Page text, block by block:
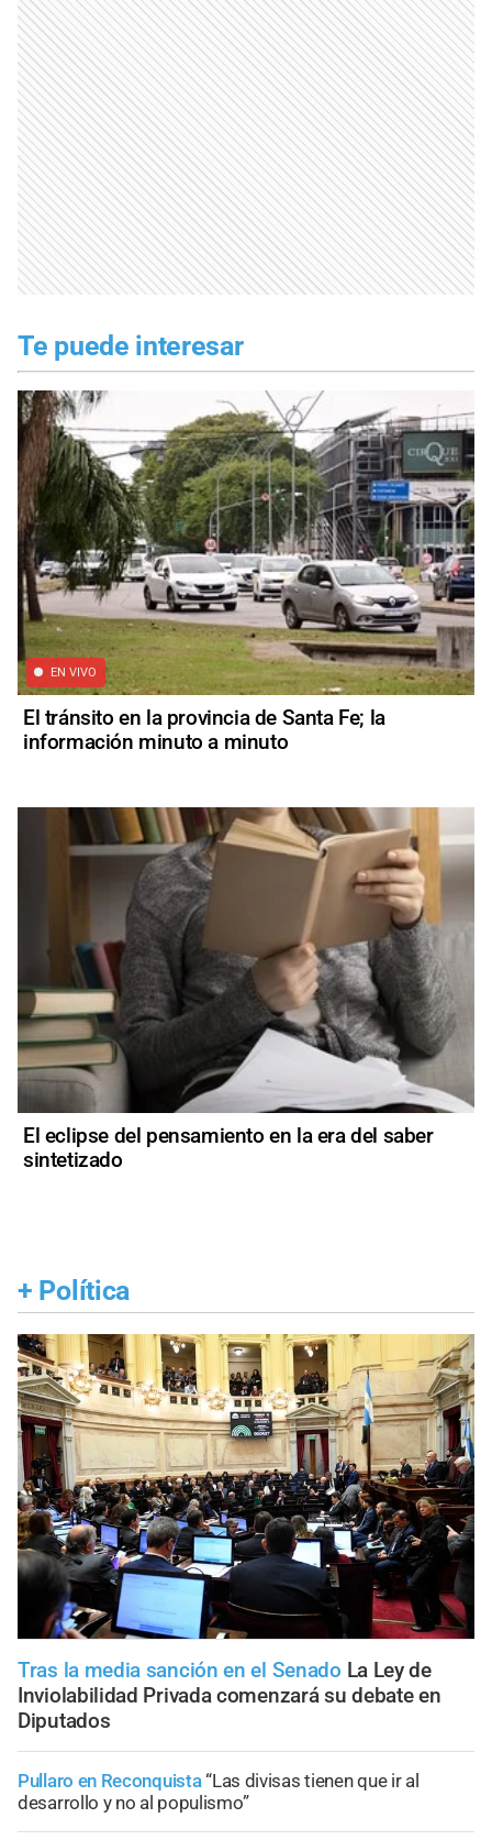
Te puede interesar
EN VIVO
El tránsito en la provincia de Santa Fe; la
información minuto a minuto
El eclipse del pensamiento en la era del saber
sintetizado
+ Política
Tras la media sanción en el Senado La Ley de
Inviolabilidad Privada comenzará su debate en
Diputados
Pullaro en Reconquista“Las divisas tienen que ir al
desarrollo y no al populismo”